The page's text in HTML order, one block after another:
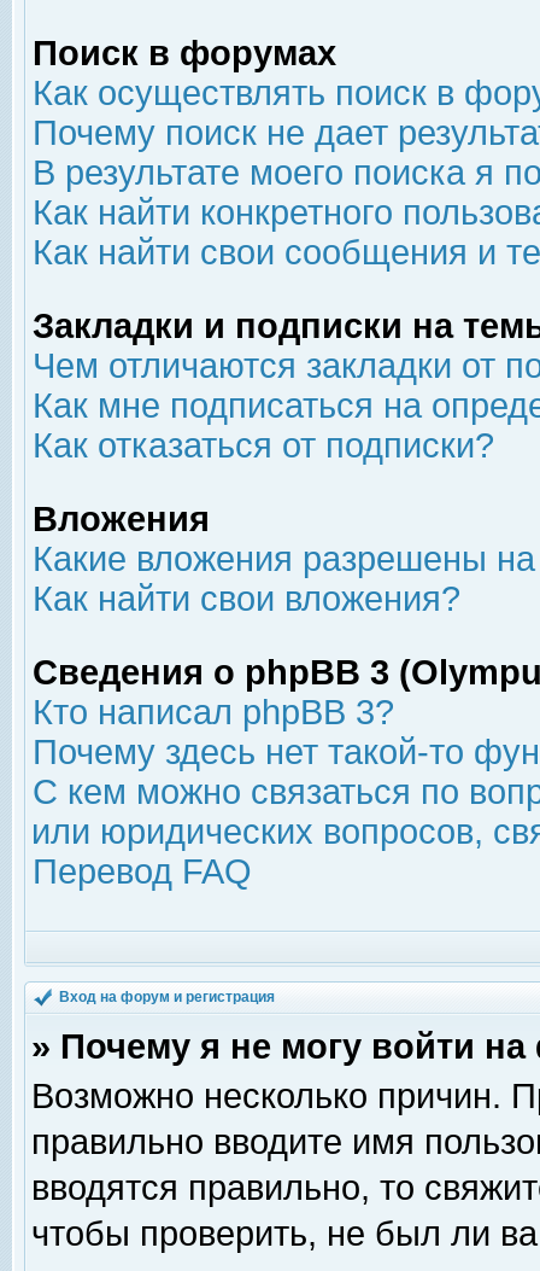
Поиск в форумах
Как осуществлять поиск в
Почему поиск не дает
В результате моего поиска я
Как найти конкретного
Как найти свои сообщения и
Закладки и подписки на
Чем отличаются закладки от
Как мне подписаться на
Как отказаться от подписки?
Вложения
Какие вложения разрешены
Как найти свои вложения?
Сведения о phpBB 3
Кто написал phpBB 3?
Почему здесь нет такой-то
С кем можно связаться по
или юридических вопросов,
Перевод FAQ
Вход на форум и регистрация
» Почему я не могу войти
Возможно несколько причин.
правильно вводите имя
вводятся правильно, то
чтобы проверить, не был ли